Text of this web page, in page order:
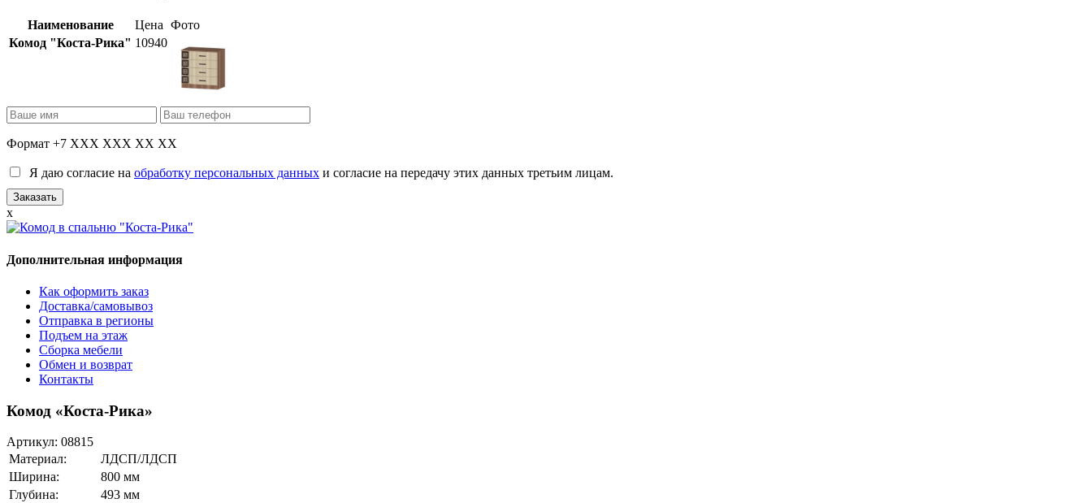
Наименование Цена Фото
Комод "Коста-Рика" 10940
Формат +7 XXX XXX XX XX
Я даю согласие на обработку персональных данных и согласие на передачу этих данных третьим лицам.
x
Дополнительная информация
Как оформить заказ
Доставка/самовывоз
Отправка в регионы
Подъем на этаж
Сборка мебели
Обмен и возврат
Контакты
Комод «Коста-Рика»
Артикул: 08815
Материал:
ЛДСП/ЛДСП
Ширина:
800 мм
Глубина:
493 мм